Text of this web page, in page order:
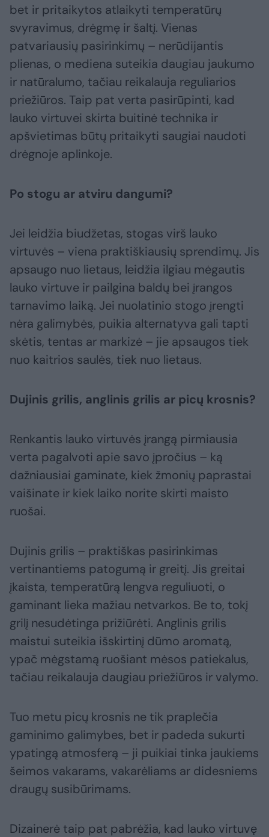
bet ir pritaikytos atlaikyti temperatūrų
svyravimus, drėgmę ir šaltį. Vienas
patvariausių pasirinkimų – nerūdijantis
plienas, o mediena suteikia daugiau jaukumo
ir natūralumo, tačiau reikalauja reguliarios
priežiūros. Taip pat verta pasirūpinti, kad
lauko virtuvei skirta buitinė technika ir
apšvietimas būtų pritaikyti saugiai naudoti
drėgnoje aplinkoje.
Po stogu ar atviru dangumi?
Jei leidžia biudžetas, stogas virš lauko
virtuvės – viena praktiškiausių sprendimų. Jis
apsaugo nuo lietaus, leidžia ilgiau mėgautis
lauko virtuve ir pailgina baldų bei įrangos
tarnavimo laiką. Jei nuolatinio stogo įrengti
nėra galimybės, puikia alternatyva gali tapti
skėtis, tentas ar markizė – jie apsaugos tiek
nuo kaitrios saulės, tiek nuo lietaus.
Dujinis grilis, anglinis grilis ar picų krosnis?
Renkantis lauko virtuvės įrangą pirmiausia
verta pagalvoti apie savo įpročius – ką
dažniausiai gaminate, kiek žmonių paprastai
vaišinate ir kiek laiko norite skirti maisto
ruošai.
Dujinis grilis – praktiškas pasirinkimas
vertinantiems patogumą ir greitį. Jis greitai
įkaista, temperatūrą lengva reguliuoti, o
gaminant lieka mažiau netvarkos. Be to, tokį
grilį nesudėtinga prižiūrėti. Anglinis grilis
maistui suteikia išskirtinį dūmo aromatą,
ypač mėgstamą ruošiant mėsos patiekalus,
tačiau reikalauja daugiau priežiūros ir valymo.
Tuo metu picų krosnis ne tik praplečia
gaminimo galimybes, bet ir padeda sukurti
ypatingą atmosferą – ji puikiai tinka jaukiems
šeimos vakarams, vakarėliams ar didesniems
draugų susibūrimams.
Dizainerė taip pat pabrėžia, kad lauko virtuvę